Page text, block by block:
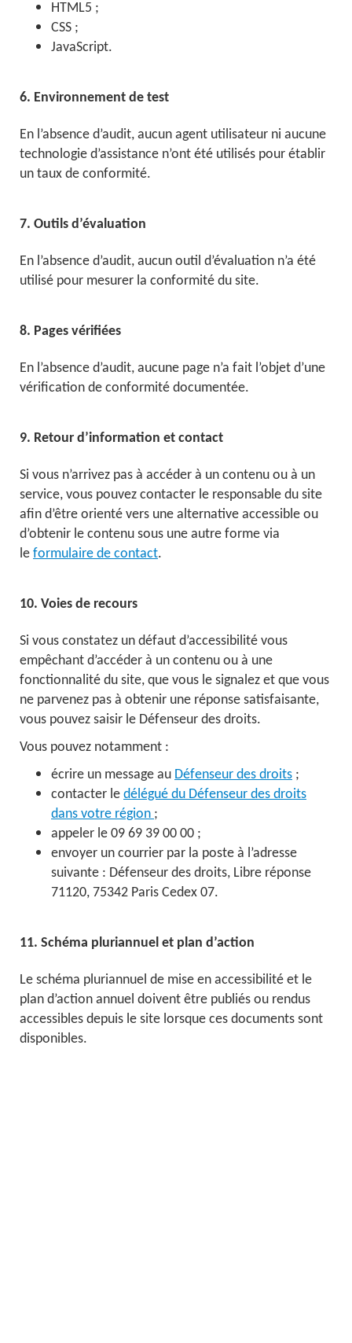
HTML5 ;
CSS ;
JavaScript.
6. Environnement de test
En l’absence d’audit, aucun agent utilisateur ni aucune
technologie d’assistance n’ont été utilisés pour établir
un taux de conformité.
7. Outils d’évaluation
En l’absence d’audit, aucun outil d’évaluation n’a été
utilisé pour mesurer la conformité du site.
8. Pages vérifiées
En l’absence d’audit, aucune page n’a fait l’objet d’une
vérification de conformité documentée.
9. Retour d’information et contact
Si vous n’arrivez pas à accéder à un contenu ou à un
service, vous pouvez contacter le responsable du site
afin d’être orienté vers une alternative accessible ou
d’obtenir le contenu sous une autre forme via
le formulaire de contact.
10. Voies de recours
Si vous constatez un défaut d’accessibilité vous
empêchant d’accéder à un contenu ou à une
fonctionnalité du site, que vous le signalez et que vous
ne parvenez pas à obtenir une réponse satisfaisante,
vous pouvez saisir le Défenseur des droits.
Vous pouvez notamment :
écrire un message au Défenseur des droits ;
contacter le délégué du Défenseur des droits
dans votre région ;
appeler le 09 69 39 00 00 ;
envoyer un courrier par la poste à l’adresse
suivante : Défenseur des droits, Libre réponse
71120, 75342 Paris Cedex 07.
11. Schéma pluriannuel et plan d’action
Le schéma pluriannuel de mise en accessibilité et le
plan d’action annuel doivent être publiés ou rendus
accessibles depuis le site lorsque ces documents sont
disponibles.